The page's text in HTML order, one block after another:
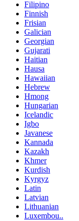
Filipino
Finnish
Frisian
Galician
Georgian
Gujarati
Haitian
Hausa
Hawaiian
Hebrew
Hmong
Hungarian
Icelandic
Igbo
Javanese
Kannada
Kazakh
Khmer
Kurdish
Kyrgyz
Latin
Latvian
Lithuanian
Luxembou..